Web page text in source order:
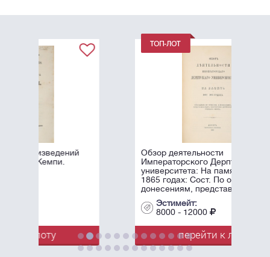
Обзор деятельности
Императорского Дерптского
университета: На память о 1802-
1865 годах: Сост. По отчетам и
донесениям, представленным ...
перейти к лоту